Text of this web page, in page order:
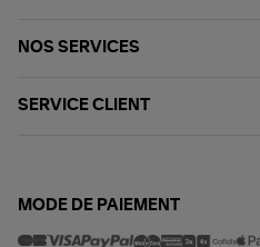
NOS SERVICES
SERVICE CLIENT
MODE DE PAIEMENT